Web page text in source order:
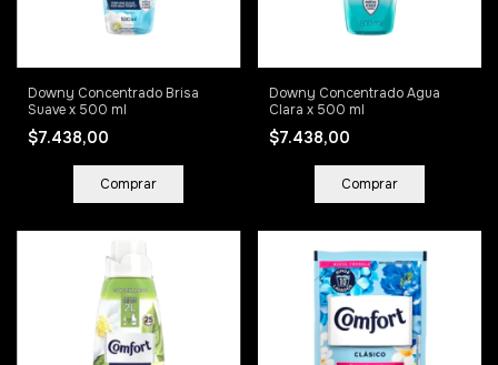
Downy Concentrado Brisa
Suave x 500 ml
$7.438,00
Downy Concentrado Agua
Clara x 500 ml
$7.438,00